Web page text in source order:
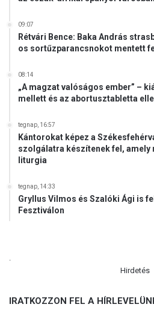
09:07
Rétvári Bence: Baka András
os sortűzparancsnokot mentett
08:14
„A magzat valóságos ember” –
mellett és az abortusztabletta
tegnap, 16:57
Kántorokat képez a
szolgálatra készítenek fel, amely
liturgia
tegnap, 14:33
Gryllus Vilmos és Szalóki Ági is
Fesztiválon
.
Hirdetés
IRATKOZZON FEL A